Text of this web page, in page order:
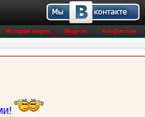
История марки Модели Альфистам